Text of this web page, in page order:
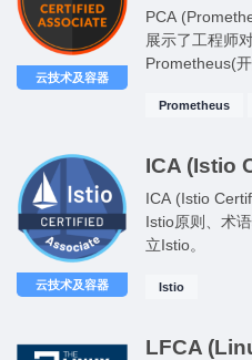
云技术及容器
PCA
展示了工程师
Prometheus(
Prometheus
云技术及容器
ICA (Istio
ICA (Istio
Istio原则、术
立Istio。
Istio
LFCA